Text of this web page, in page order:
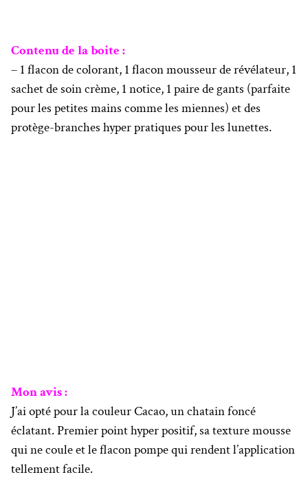
Contenu de la boite :
– 1 flacon de colorant, 1 flacon mousseur de révélateur, 1
sachet de soin crème, 1 notice, 1 paire de gants (parfaite
pour les petites mains comme les miennes) et des
protège-branches hyper pratiques pour les lunettes.
Mon avis :
J’ai opté pour la couleur Cacao, un chatain foncé
éclatant. Premier point hyper positif, sa texture mousse
qui ne coule et le flacon pompe qui rendent l’application
tellement facile.